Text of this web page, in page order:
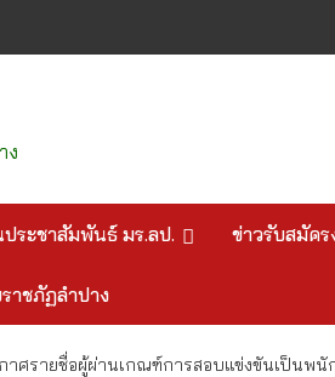
ง
ประชาสัมพันธ์ มร.ลป. ข่าวรับสมัคร
าชภัฏลำปาง
าศรายชื่อผู้ผ่านเกณฑ์การสอบแข่งขันเป็นพ